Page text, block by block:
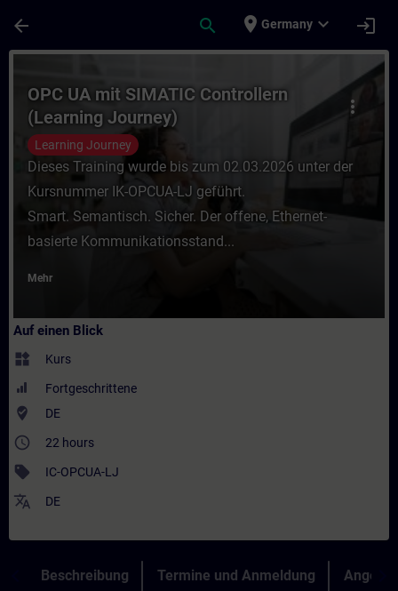
arrow_back search place Germany expand_more login
Kurs - OPC UA mit SIMATIC Controllern
more_vert
OPC UA mit SIMATIC Controllern
(Learning Journey)
Learning Journey
Dieses Training wurde bis zum 02.03.2026 unter der
Kursnummer IK-OPCUA-LJ geführt.
Smart. Semantisch. Sicher. Der offene, Ethernet-
basierte Kommunikationsstand...
Mehr
Auf einen Blick
widgets Kurs
Fortgeschrittene
where_to_vote DE
access_time 22 hours
sell IC-OPCUA-LJ
translate DE
Beschreibung Termine und Anmeldung Angebot